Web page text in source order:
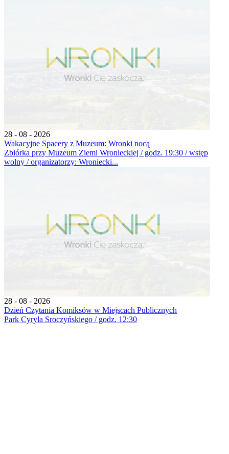
28 - 08 - 2026
Wakacyjne Spacery z Muzeum: Wronki nocą
Zbiórka przy Muzeum Ziemi Wronieckiej / godz. 19:30 / wstęp
wolny / organizatorzy: Wroniecki...
28 - 08 - 2026
Dzień Czytania Komiksów w Miejscach Publicznych
Park Cyryla Sroczyńskiego / godz. 12:30